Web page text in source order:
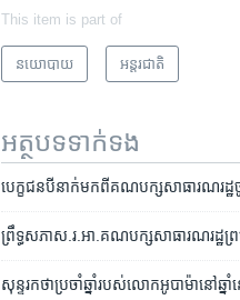
This item is part of
នយោបាយ អន្តរជាតិ
អត្ថបទ​ទាក់ទង
បេក្ខជន​បីនាក់​មក​ពី​គណបក្ស​សាធារណរដ្ឋ​​
ព្រឹទ្ធសភាស.រ.អា.​គណបក្ស​សាធារណរដ្ឋ​
សុន្ទរកថា​ប្រចាំឆ្នាំ​របស់​លោក​អូបាម៉ា​នៅ​